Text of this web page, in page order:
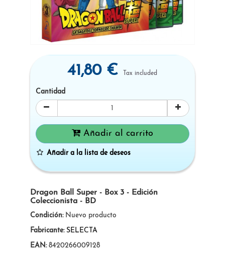
Dragon Ball Super - Box 3 - Edición
Coleccionista - BD
Condición: Nuevo producto
Fabricante: SELECTA
EAN: 8420266009128
41,80 € Tax included
Cantidad
Añadir al carrito
Añadir a la lista de deseos